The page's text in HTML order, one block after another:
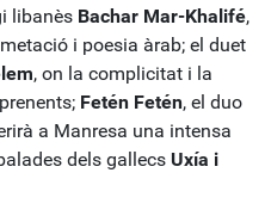
libanès Bachar Mar-Khalifé,
i poesia àrab; el duet
, on la complicitat i la
Fetén Fetén, el duo
a Manresa una intensa
dels gallecs Uxía i